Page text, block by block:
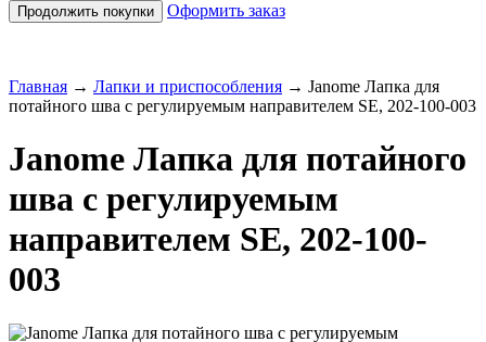
Оформить заказ
Главная → Лапки и приспособления → Janome Лапка для
потайного шва с регулируемым направителем SE, 202-100-003
Janome Лапка для потайного
шва с регулируемым
направителем SE, 202-100-
003